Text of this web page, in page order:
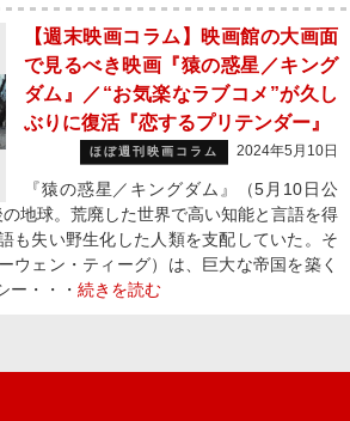
【週末映画コラム】映画館の大画面
で見るべき映画『猿の惑星／キング
ダム』／“お気楽なラブコメ”が久し
ぶりに復活『恋するプリテンダー』
ほぼ週刊映画コラム 2024年5月10日
『猿の惑星／キングダム』（5月10日公
球。荒廃した世界で高い知能と言語を得
も失い野生化した人類を支配していた。そ
ウェン・ティーグ）は、巨大な帝国を築く
ー・・・ 続きを読む